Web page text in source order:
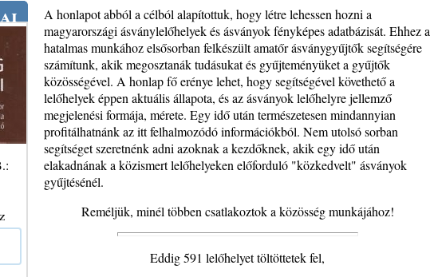
A honlapot abból a célból alapítottuk, hogy létre lehessen hozni a
magyarországi ásványlelőhelyek és ásványok fényképes adatbázisát. Ehhez a
hatalmas munkához elsősorban felkészült amatőr ásványgyűjtők segítségére
számítunk, akik megosztanák tudásukat és gyűjteményüket a gyűjtők
közösségével. A honlap fő erénye lehet, hogy segítségével követhető a
lelőhelyek éppen aktuális állapota, és az ásványok lelőhelyre jellemző
megjelenési formája, mérete. Egy idő után természetesen mindannyian
profitálhatnánk az itt felhalmozódó információkból. Nem utolsó sorban
segítséget szeretnénk adni azoknak a kezdőknek, akik egy idő után
elakadnának a közismert lelőhelyeken előforduló "közkedvelt" ásványok
gyűjtésénél.
Reméljük, minél többen csatlakoztok a közösség munkájához!
Eddig 591 lelőhelyet töltöttetek fel,